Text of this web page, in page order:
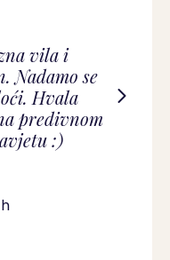
vila i
Nadamo se
Hvala
predivnom
:)